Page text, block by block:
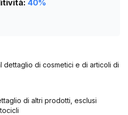
40%
dettaglio di cosmetici e di articoli di
di altri prodotti, esclusi